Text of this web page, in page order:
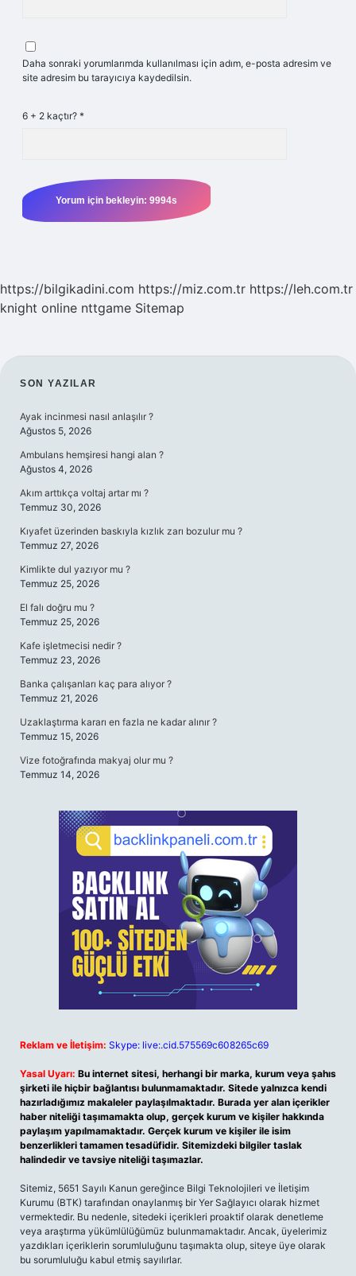
Daha sonraki yorumlarımda kullanılması için adım, e-posta adresim ve
site adresim bu tarayıcıya kaydedilsin.
6 + 2 kaçtır? *
https://bilgikadini.com https://miz.com.tr https://leh.com.tr
knight online nttgame Sitemap
SIDEBAR
SON YAZILAR
Ayak incinmesi nasıl anlaşılır ?
Ağustos 5, 2026
Ambulans hemşiresi hangi alan ?
Ağustos 4, 2026
Akım arttıkça voltaj artar mı ?
Temmuz 30, 2026
Kıyafet üzerinden baskıyla kızlık zarı bozulur mu ?
Temmuz 27, 2026
Kimlikte dul yazıyor mu ?
Temmuz 25, 2026
El falı doğru mu ?
Temmuz 25, 2026
Kafe işletmecisi nedir ?
Temmuz 23, 2026
Banka çalışanları kaç para alıyor ?
Temmuz 21, 2026
Uzaklaştırma kararı en fazla ne kadar alınır ?
Temmuz 15, 2026
Vize fotoğrafında makyaj olur mu ?
Temmuz 14, 2026
Reklam ve İletişim: Skype: live:.cid.575569c608265c69
Yasal Uyarı: Bu internet sitesi, herhangi bir marka, kurum veya şahıs
şirketi ile hiçbir bağlantısı bulunmamaktadır. Sitede yalnızca kendi
hazırladığımız makaleler paylaşılmaktadır. Burada yer alan içerikler
haber niteliği taşımamakta olup, gerçek kurum ve kişiler hakkında
paylaşım yapılmamaktadır. Gerçek kurum ve kişiler ile isim
benzerlikleri tamamen tesadüfidir. Sitemizdeki bilgiler taslak
halindedir ve tavsiye niteliği taşımazlar.
Sitemiz, 5651 Sayılı Kanun gereğince Bilgi Teknolojileri ve İletişim
Kurumu (BTK) tarafından onaylanmış bir Yer Sağlayıcı olarak hizmet
vermektedir. Bu nedenle, sitedeki içerikleri proaktif olarak denetleme
veya araştırma yükümlülüğümüz bulunmamaktadır. Ancak, üyelerimiz
yazdıkları içeriklerin sorumluluğunu taşımakta olup, siteye üye olarak
bu sorumluluğu kabul etmiş sayılırlar.